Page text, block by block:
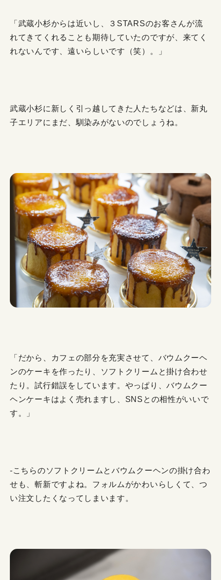
「武蔵小杉からは近いし、３STARSのお客さんが流
れてきてくれることも期待していたのですが、来てく
れないんです、遠いらしいです（笑）。」
武蔵小杉に新しく引っ越してきた人たちなどは、新丸
子エリアにまだ、馴染みがないのでしょうね。
「だから、カフェの部分を充実させて、バウムクーヘ
ンのケーキを作ったり、ソフトクリームと掛け合わせ
たり。試行錯誤をしています。やっぱり、バウムクー
ヘンケーキはよく売れますし、SNSとの相性がいいで
す。」
-こちらのソフトクリームとバウムクーヘンの掛け合わ
せも、斬新ですよね。フォルムがかわいらしくて、つ
い注文したくなってしまいます。